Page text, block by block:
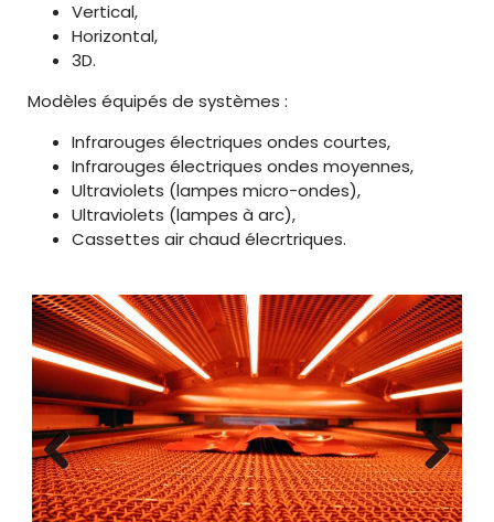
Vertical,
Horizontal,
3D.
Modèles équipés de systèmes :
Infrarouges électriques ondes courtes,
Infrarouges électriques ondes moyennes,
Ultraviolets (lampes micro-ondes),
Ultraviolets (lampes à arc),
Cassettes air chaud élecrtriques.
Previous Next